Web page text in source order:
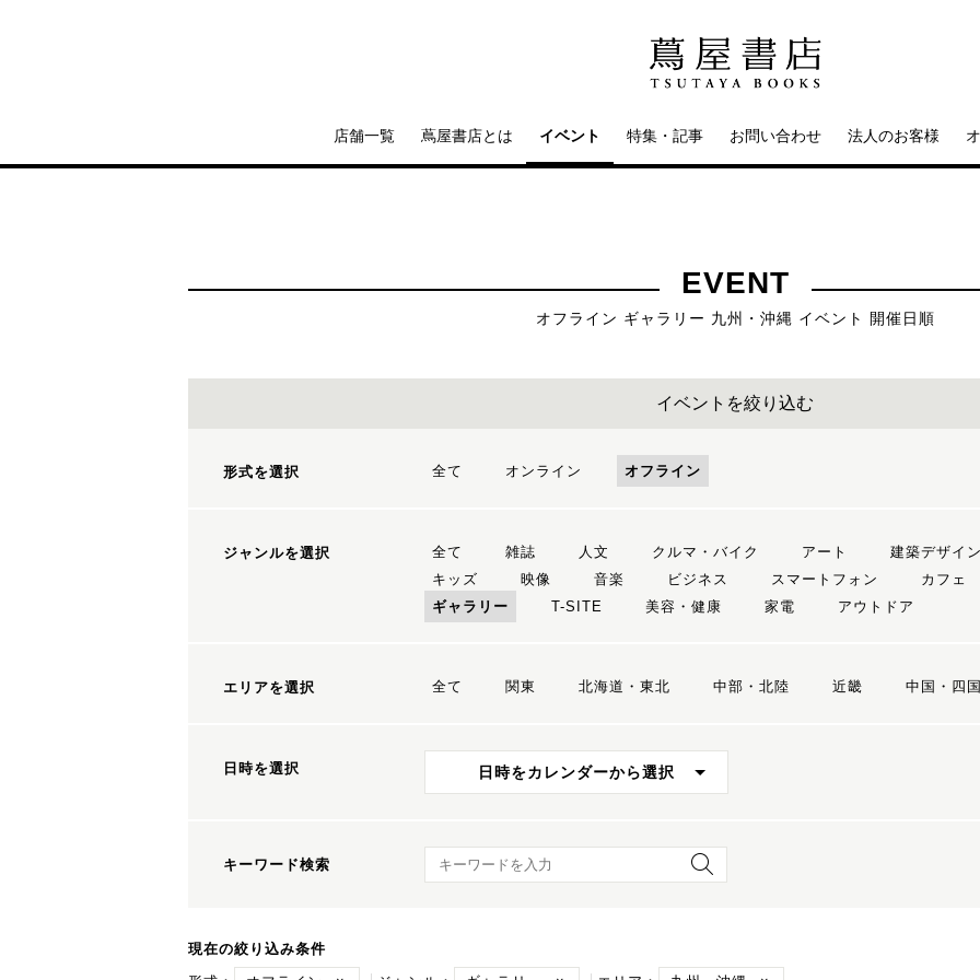
店舗一覧 蔦屋書店とは イベント 特集・記事 お問い合わせ 法人のお客様
EVENT
オフライン ギャラリー 九州・沖縄 イベント 開催日順
イベントを絞り込む
形式を選択 全て オンライン オフライン
ジャンルを選択 全て 雑誌 人文 クルマ・バイク アート 建築デザイン
キッズ
映像 音楽 ビジネス スマートフォン カフェ
ギャラリー
T-SITE 美容・健康 家電 アウトドア
エリアを選択 全て 関東 北海道・東北 中部・北陸 近畿 中国・四国
日時を選択 日時をカレンダーから選択
キーワード検索 キーワード検索
現在の絞り込み条件